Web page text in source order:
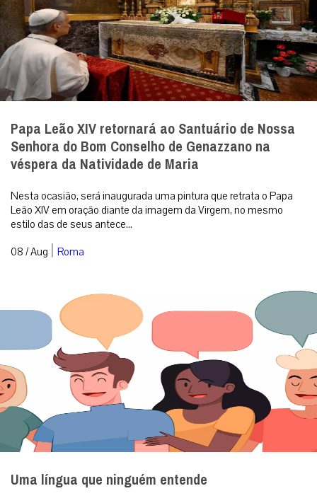
Papa Leão XIV retornará ao Santuário de Nossa
Senhora do Bom Conselho de Genazzano na
véspera da Natividade de Maria
Nesta ocasião, será inaugurada uma pintura que retrata o Papa
Leão XIV em oração diante da imagem da Virgem, no mesmo
estilo das de seus antece...
08 / Aug | Roma
Uma língua que ninguém entende